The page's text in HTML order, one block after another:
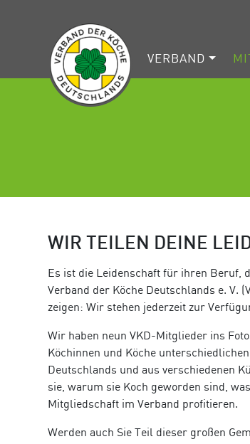
VERBAND
WIR TEILEN DEINE
Es ist die Leidenschaft für ihren Beruf,
Verband der Köche Deutschlands e. V.
zeigen: Wir stehen jederzeit zur
Wir haben neun VKD-Mitglieder ins
Köchinnen und Köche
Deutschlands und aus verschiedenen
sie, warum sie Koch geworden sind,
Mitgliedschaft im Verband profitieren.
Werden auch Sie Teil dieser großen